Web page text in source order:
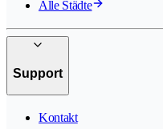
Alle Städte
Support
Kontakt